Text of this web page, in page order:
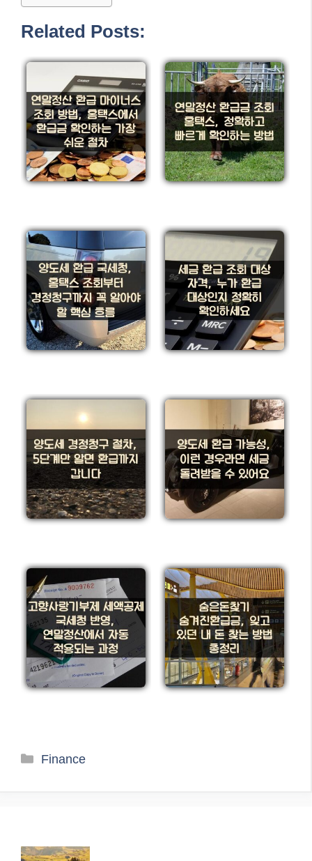
Related Posts:
카
Finance